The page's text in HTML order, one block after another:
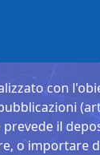
con
il
o